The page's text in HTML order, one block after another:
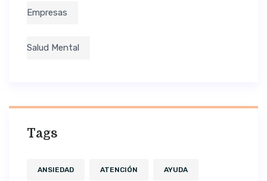
Empresas
Salud Mental
Tags
ANSIEDAD ATENCIÓN AYUDA